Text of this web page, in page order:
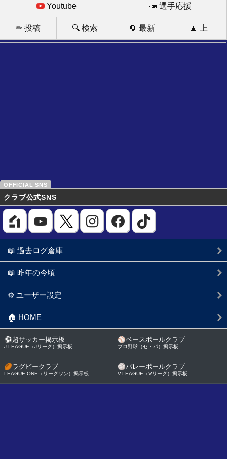
Youtube 📣 選手応援
✏ 投稿 🔍 検索 🔄 最新 🔼 上
クラブ公式SNS
📖 過去ログ倉庫
📖 昨年の今頃
⚙️ ユーザー設定
🏠 HOME
⚽超サッカー掲示板
J.LEAGUE（Jリーグ）掲示板
⚾ベースボールクラブ
プロ野球（セ・パ）掲示板
🏉ラグビークラブ
LEAGUE ONE（リーグワン）掲示板
🏐バレーボールクラブ
V.LEAGUE（Vリーグ）掲示板